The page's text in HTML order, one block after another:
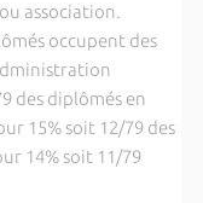
association.
occupent des
des diplômés en
15% soit 12/79 des
14% soit 11/79